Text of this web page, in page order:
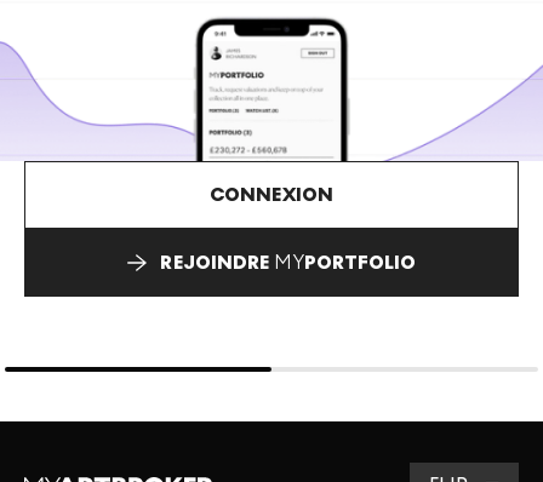
CONNEXION
REJOINDRE MYPORTFOLIO